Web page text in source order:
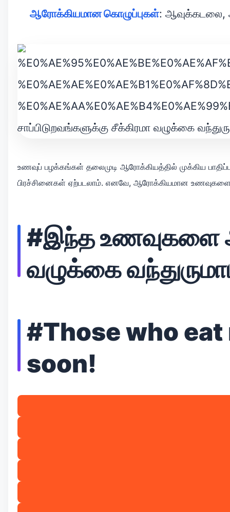
ஆரோக்கியமான கொழுப்புகள்:
உணவுப் பழக்கங்கள் தலைமுடி ஆரோக்கியத்தில் முக்கிய
பிரச்சினைகள் ஏற்படலாம். எனவே, ஆரோக்கியமான
#இந்த உணவுகளை
வழுக்கை
#Those who
soon!